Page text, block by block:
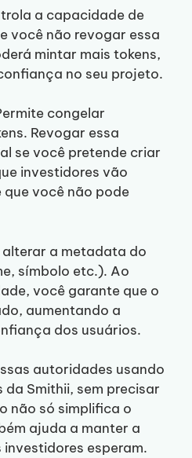
a capacidade de
você não revogar essa
mintar mais tokens,
no seu projeto.
congelar
Revogar essa
se você pretende criar
investidores vão
você não pode
alterar a metadata do
símbolo etc.). Ao
você garante que o
aumentando a
dos usuários.
autoridades usando
Smithii, sem precisar
não só simplifica o
ajuda a manter a
esperam.